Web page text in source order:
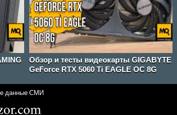
Обзор и тесты видеокарты GIGABYTE
GeForce RTX 5060 Ti EAGLE OC 8G
данные СМИ